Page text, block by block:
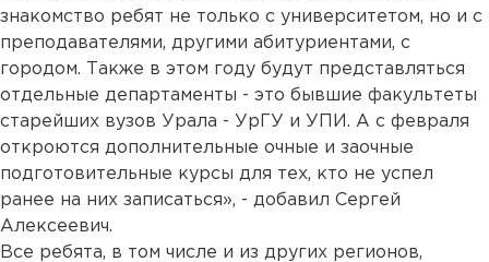
знакомство ребят не только с университетом, но и с
преподавателями, другими абитуриентами, с
городом. Также в этом году будут представляться
отдельные департаменты - это бывшие факультеты
старейших вузов Урала - УрГУ и УПИ. А с февраля
откроются дополнительные очные и заочные
подготовительные курсы для тех, кто не успел
ранее на них записаться», - добавил Сергей
Алексеевич.
Все ребята, в том числе и из других регионов,